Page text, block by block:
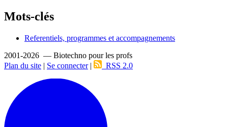
Mots-clés
Referentiels, programmes et accompagnements
2001-2026 — Biotechno pour les profs
Plan du site | Se connecter| RSS 2.0